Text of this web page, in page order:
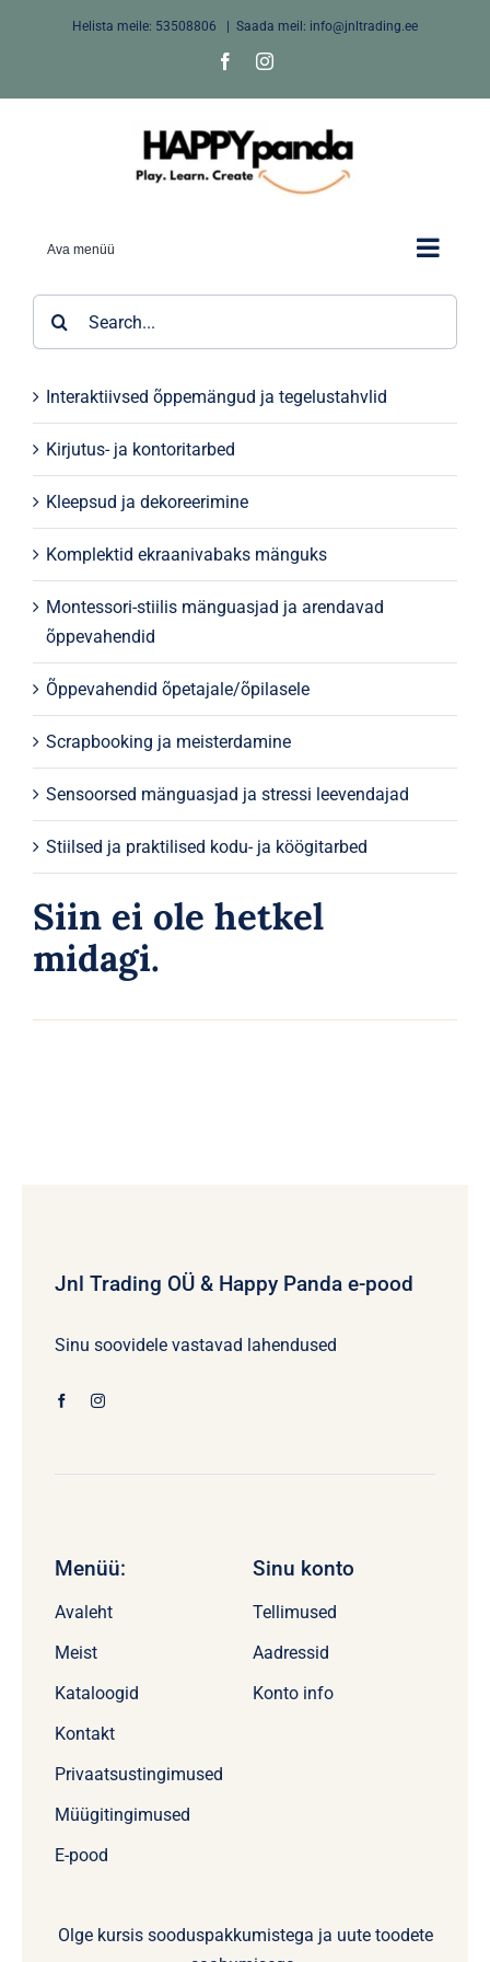
Helista meile: 53508806 Saada meil: info@jnltrading.ee
FacebookInstagram
Ava menüü
Interaktiivsed õppemängud ja tegelustahvlid
Kirjutus- ja kontoritarbed
Kleepsud ja dekoreerimine
Komplektid ekraanivabaks mänguks
Montessori-stiilis mänguasjad ja arendavad
õppevahendid
Õppevahendid õpetajale/õpilasele
Scrapbooking ja meisterdamine
Sensoorsed mänguasjad ja stressi leevendajad
Stiilsed ja praktilised kodu- ja köögitarbed
Siin ei ole hetkel
midagi.
Jnl Trading OÜ & Happy Panda e-pood
Sinu soovidele vastavad lahendused
Menüü:
Avaleht
Meist
Kataloogid
Kontakt
Privaatsustingimused
Müügitingimused
E-pood
Sinu konto
Tellimused
Aadressid
Konto info
Olge kursis sooduspakkumistega ja uute toodete